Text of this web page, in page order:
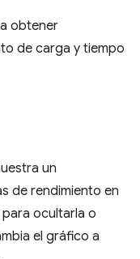
obtener
de carga y tiempo
un
de rendimiento en
ocultarla o
el gráfico a